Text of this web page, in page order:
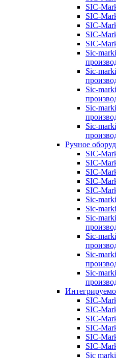
SIC-
SIC-
SIC-
SIC-
SIC-
Sic-
Sic-
Sic-
Sic-
Sic-
Ручное
SIC-
SIC-
SIC-
SIC-
SIC-
Sic-
Sic-
Sic-
Sic-
Sic-
Sic-
SIC-
SIC-
SIC-
SIC-
SIC-
SIC-
Sic